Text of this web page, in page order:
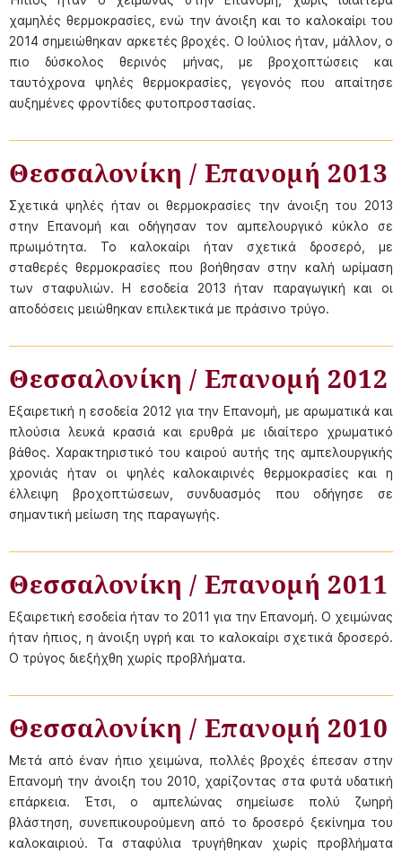
χαμηλές θερμοκρασίες, ενώ την άνοιξη και το καλοκαίρι του
2014 σημειώθηκαν αρκετές βροχές. Ο Ιούλιος ήταν, μάλλον, ο
πιο δύσκολος θερινός μήνας, με βροχοπτώσεις και
ταυτόχρονα ψηλές θερμοκρασίες, γεγονός που απαίτησε
αυξημένες φροντίδες φυτοπροστασίας.
Θεσσαλονίκη / Επανομή 2013
Σχετικά ψηλές ήταν οι θερμοκρασίες την άνοιξη του 2013
στην Επανομή και οδήγησαν τον αμπελουργικό κύκλο σε
πρωιμότητα. Το καλοκαίρι ήταν σχετικά δροσερό, με
σταθερές θερμοκρασίες που βοήθησαν στην καλή ωρίμαση
των σταφυλιών. Η εσοδεία 2013 ήταν παραγωγική και οι
αποδόσεις μειώθηκαν επιλεκτικά με πράσινο τρύγο.
Θεσσαλονίκη / Επανομή 2012
Εξαιρετική η εσοδεία 2012 για την Επανομή, με αρωματικά και
πλούσια λευκά κρασιά και ερυθρά με ιδιαίτερο χρωματικό
βάθος. Χαρακτηριστικό του καιρού αυτής της αμπελουργικής
χρονιάς ήταν οι ψηλές καλοκαιρινές θερμοκρασίες και η
έλλειψη βροχοπτώσεων, συνδυασμός που οδήγησε σε
σημαντική μείωση της παραγωγής.
Θεσσαλονίκη / Επανομή 2011
Εξαιρετική εσοδεία ήταν το 2011 για την Επανομή. Ο χειμώνας
ήταν ήπιος, η άνοιξη υγρή και το καλοκαίρι σχετικά δροσερό.
Ο τρύγος διεξήχθη χωρίς προβλήματα.
Θεσσαλονίκη / Επανομή 2010
Μετά από έναν ήπιο χειμώνα, πολλές βροχές έπεσαν στην
Επανομή την άνοιξη του 2010, χαρίζοντας στα φυτά υδατική
επάρκεια. Έτσι, ο αμπελώνας σημείωσε πολύ ζωηρή
βλάστηση, συνεπικουρούμενη από το δροσερό ξεκίνημα του
καλοκαιριού. Τα σταφύλια τρυγήθηκαν χωρίς προβλήματα